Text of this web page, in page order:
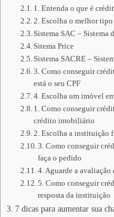
1. Entenda o que é
2. Escolha o melhor
Sistema SAC – Sistema
Sitema Price
Sistema SACRE –
3. Como conseguir
está o seu CPF
4. Escolha um imóvel
1. Como conseguir
crédito imobiliário
2. Escolha a instituição
3. Como conseguir
faça o pedido
4. Aguarde a
5. Como conseguir
resposta da instituição
7 dicas para aumentar sua